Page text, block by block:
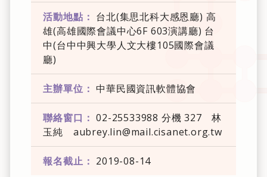
活動地點： 台北(集思北科大感恩廳) 高
雄(高雄國際會議中心6F 603演講廳) 台
中(台中中興大學人文大樓105國際會議
廳)
主辦單位： 中華民國資訊軟體協會
聯絡窗口： 02-25533988 分機 327 林
玉純 aubrey.lin@mail.cisanet.org.tw
報名截止： 2019-08-14